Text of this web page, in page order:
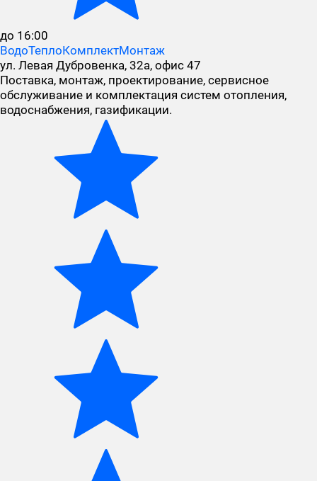
до 16:00
ВодоТеплоКомплектМонтаж
ул. Левая Дубровенка, 32а, офис 47
Поставка, монтаж, проектирование, сервисное
обслуживание и комплектация систем отопления,
водоснабжения, газификации.